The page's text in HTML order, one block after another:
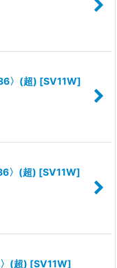
〉(超) [SV11W]
〉(超) [SV11W]
(超) [SV11W]